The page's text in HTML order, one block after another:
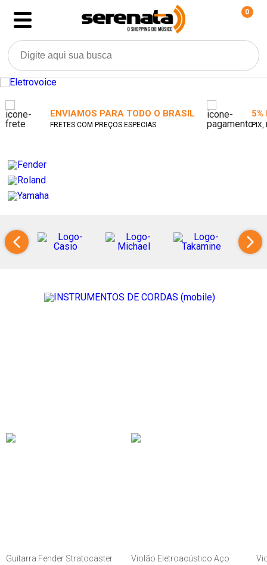
0
ENVIAMOS PARA TODO O BRASIL
FRETES COM PREÇOS ESPECIAS
5%
PIX,
Guitarra Fender Stratocaster
Violão Eletroacústico Aço